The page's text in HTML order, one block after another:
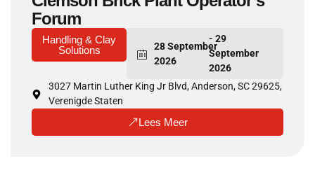
Forum
Handling & Clay
Solutions
28 September
2026
- 29
September
2026
3027 Martin Luther King Jr Blvd, Anderson, SC 29625,
Verenigde Staten
Lees Meer